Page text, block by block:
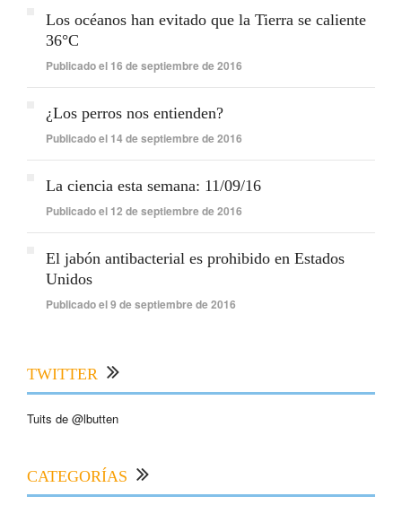
Los océanos han evitado que la Tierra se caliente
36°C
Publicado el 16 de septiembre de 2016
¿Los perros nos entienden?
Publicado el 14 de septiembre de 2016
La ciencia esta semana: 11/09/16
Publicado el 12 de septiembre de 2016
El jabón antibacterial es prohibido en Estados
Unidos
Publicado el 9 de septiembre de 2016
TWITTER
Tuits de @lbutten
CATEGORÍAS